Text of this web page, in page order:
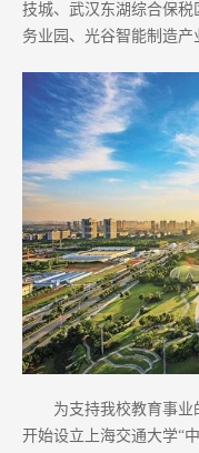
技城、武汉东湖综合保
务业园、光谷智能制造产
为支持我校教育事业
开始设立上海交通大学“